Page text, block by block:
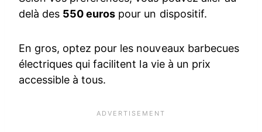
delà des 550 euros pour un dispositif.
En gros, optez pour les nouveaux barbecues
électriques qui facilitent la vie à un prix
accessible à tous.